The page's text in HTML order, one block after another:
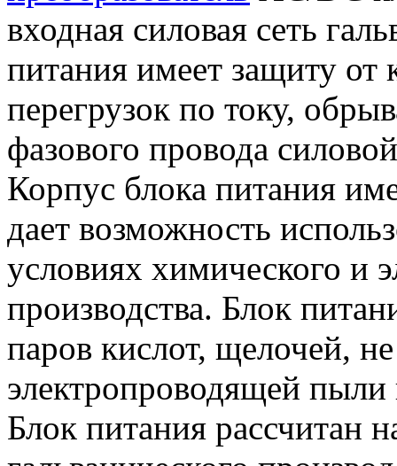
входная силовая сеть
питания имеет защиту от
перегрузок по току,
фазового провода
Корпус блока питания
дает возможность
условиях химического и
производства. Блок
паров кислот, щелочей,
электропроводящей пыли
Блок питания рассчитан